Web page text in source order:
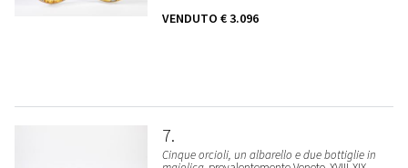
VENDUTO € 3.096
7
Cinque orcioli, un albarello e due bottiglie in